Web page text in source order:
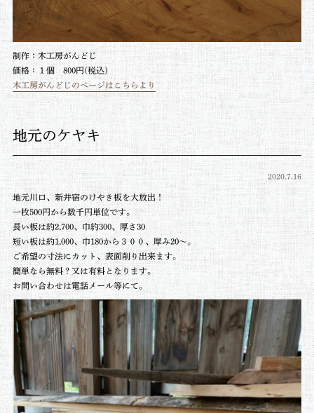
制作：木工房がんどじ
価格：１個 800円(税込)
木工房がんどじのページはこちらより
地元のケヤキ
2020.7.16
地元川口、新井宿のけやき板を大放出！
一枚500円から数千円単位です。
長い板は約2,700、巾約300、厚さ30
短い板は約1,000、巾180から３００、厚み20〜。
ご希望の寸法にカット、表面削り出来ます。
簡単なら無料？又は有料となります。
お問い合わせは電話メール等にて。